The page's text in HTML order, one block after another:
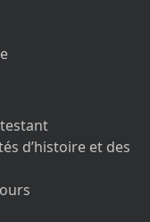
d’histoire et des